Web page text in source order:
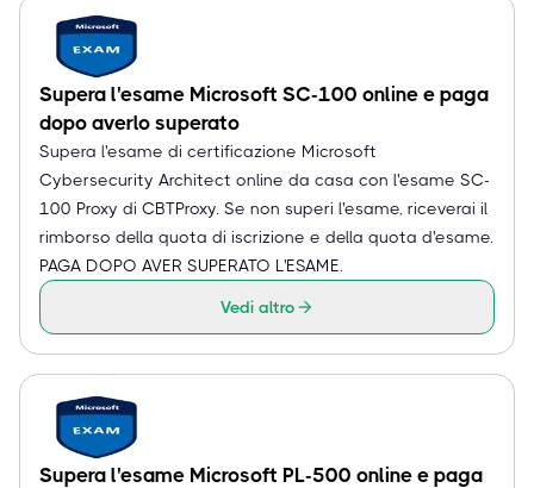
Supera l'esame Microsoft SC-100 online e paga
dopo averlo superato
Supera l'esame di certificazione Microsoft
Cybersecurity Architect online da casa con l'esame SC-
100 Proxy di CBTProxy. Se non superi l'esame, riceverai il
rimborso della quota di iscrizione e della quota d'esame.
PAGA DOPO AVER SUPERATO L'ESAME.
Vedi altro
Supera l'esame Microsoft PL-500 online e paga